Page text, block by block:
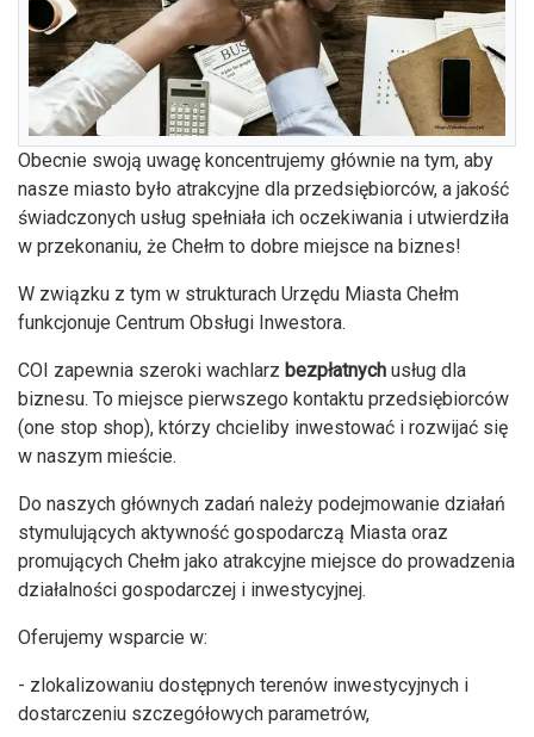
Obecnie swoją uwagę koncentrujemy głównie na tym, aby
nasze miasto było atrakcyjne dla przedsiębiorców, a jakość
świadczonych usług spełniała ich oczekiwania i utwierdziła
w przekonaniu, że Chełm to dobre miejsce na biznes!
W związku z tym w strukturach Urzędu Miasta Chełm
funkcjonuje Centrum Obsługi Inwestora.
COI zapewnia szeroki wachlarz bezpłatnych usług dla
biznesu. To miejsce pierwszego kontaktu przedsiębiorców
(one stop shop), którzy chcieliby inwestować i rozwijać się
w naszym mieście.
Do naszych głównych zadań należy podejmowa­nie działań
stymulujących aktywność gospo­darczą Miasta oraz
promujących Chełm jako atrakcyjne miejsce do prowadzenia
działalno­ści gospodarczej i inwestycyjnej.
Oferujemy wsparcie w:
- zlokalizowaniu dostępnych terenów inwestycyjnych i
dostarczeniu szczegółowych parametrów,